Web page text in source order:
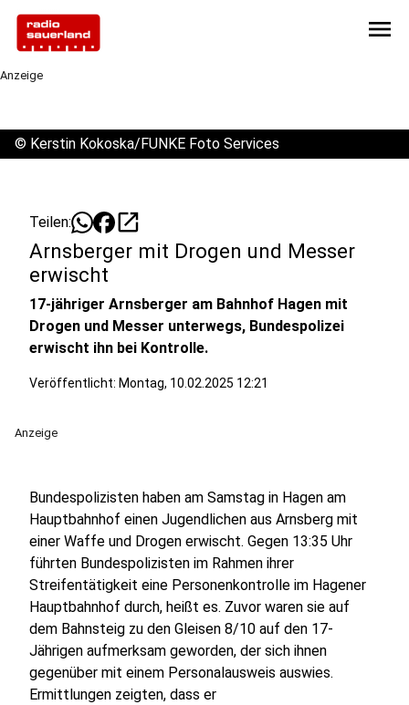
menu
Anzeige
© Kerstin Kokoska/FUNKE Foto Services
Teilen: open_in_new
Arnsberger mit Drogen und Messer
erwischt
17-jähriger Arnsberger am Bahnhof Hagen mit
Drogen und Messer unterwegs, Bundespolizei
erwischt ihn bei Kontrolle.
Veröffentlicht: Montag, 10.02.2025 12:21
Anzeige
Bundespolizisten haben am Samstag in Hagen am
Hauptbahnhof einen Jugendlichen aus Arnsberg mit
einer Waffe und Drogen erwischt. Gegen 13:35 Uhr
führten Bundespolizisten im Rahmen ihrer
Streifentätigkeit eine Personenkontrolle im Hagener
Hauptbahnhof durch, heißt es. Zuvor waren sie auf
dem Bahnsteig zu den Gleisen 8/10 auf den 17-
Jährigen aufmerksam geworden, der sich ihnen
gegenüber mit einem Personalausweis auswies.
Ermittlungen zeigten, dass er